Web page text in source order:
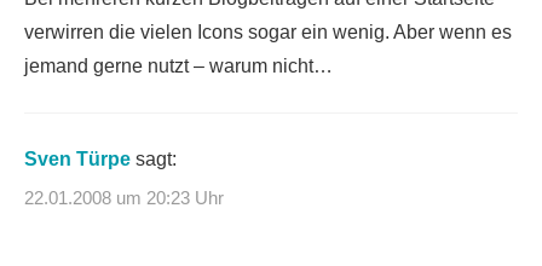
verwirren die vielen Icons sogar ein wenig. Aber wenn es
jemand gerne nutzt – warum nicht…
Sven Türpe sagt:
22.01.2008 um 20:23 Uhr